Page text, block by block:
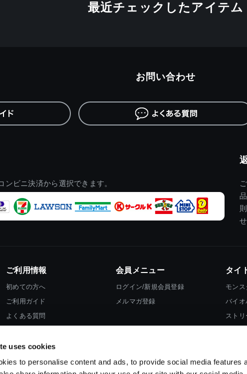
uses cookies
to personalise content and ads, to provide social media features
最近チェックしたアイテム
ビニ決済から選択できます。
お問い合わせ
ご利用情報
初めての方へ
ご利用ガイド
よくある質問
会員メニュー
ログイン/新規会員登録
メルマガ登録
タイ
モンス
バイオ
ストリ